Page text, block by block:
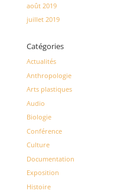
août 2019
juillet 2019
Catégories
Actualités
Anthropologie
Arts plastiques
Audio
Biologie
Conférence
Culture
Documentation
Exposition
Histoire